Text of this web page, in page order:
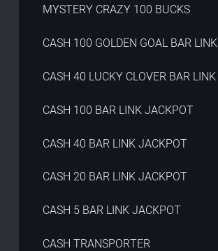
MYSTERY CRAZY 100 BUCKS
CASH 100 GOLDEN GOAL BAR LINK
CASH 40 LUCKY CLOVER BAR LINK
CASH 100 BAR LINK JACKPOT
CASH 40 BAR LINK JACKPOT
CASH 20 BAR LINK JACKPOT
CASH 5 BAR LINK JACKPOT
CASH TRANSPORTER